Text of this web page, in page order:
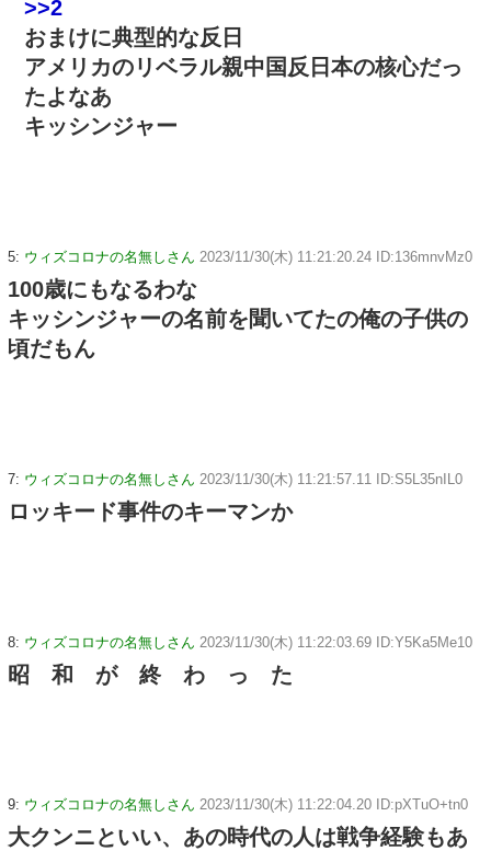
>>2
おまけに典型的な反日
アメリカのリベラル親中国反日本の核心だっ
たよなあ
キッシンジャー
5: ウィズコロナの名無しさん 2023/11/30(木) 11:21:20.24 ID:136mnvMz0
100歳にもなるわな
キッシンジャーの名前を聞いてたの俺の子供の
頃だもん
7: ウィズコロナの名無しさん 2023/11/30(木) 11:21:57.11 ID:S5L35nIL0
ロッキード事件のキーマンか
8: ウィズコロナの名無しさん 2023/11/30(木) 11:22:03.69 ID:Y5Ka5Me10
昭 和 が 終 わ っ た
9: ウィズコロナの名無しさん 2023/11/30(木) 11:22:04.20 ID:pXTuO+tn0
大クンニといい、あの時代の人は戦争経験もあ